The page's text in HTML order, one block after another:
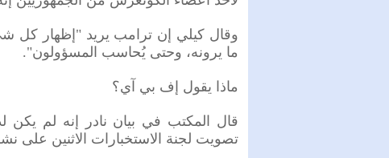
وقال كيلي إن ترامب يريد "إظهار كل
ما يرونه، وحتى يُحاسب المسؤولون".
ماذا يقول إف بي آي؟
قال المكتب في بيان نادر إنه لم يكن
تصويت لجنة الاستخبارات الاثنين على